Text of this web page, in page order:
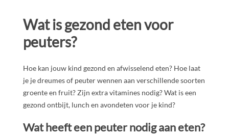
Wat is gezond eten voor
peuters?
Hoe kan jouw kind gezond en afwisselend eten? Hoe laat
je je dreumes of peuter wennen aan verschillende soorten
groente en fruit? Zijn extra vitamines nodig? Wat is een
gezond ontbijt, lunch en avondeten voor je kind?
Wat heeft een peuter nodig aan eten?